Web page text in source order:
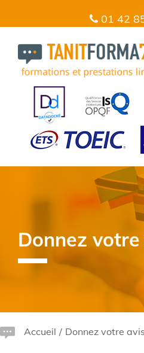
01 42
Donnez
Accueil / Donnez votre avis